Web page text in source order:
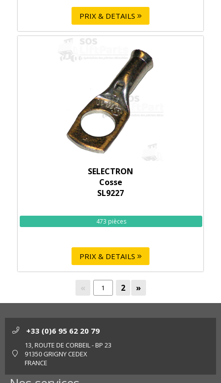
PRIX & DETAILS
SELECTRON
Cosse
SL9227
473 pièces
PRIX & DETAILS
« 2 »
+33 (0)6 95 62 20 79
13, ROUTE DE CORBEIL - BP 23
91350 GRIGNY CEDEX
FRANCE